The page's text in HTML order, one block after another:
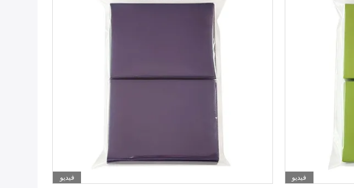
فيديو فيديو